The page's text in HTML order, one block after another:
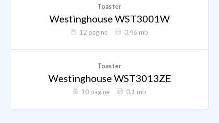
Toaster
Westinghouse WST3001W
12 pagine 0.46 mb
Toaster
Westinghouse WST3013ZE
10 pagine 0.1 mb